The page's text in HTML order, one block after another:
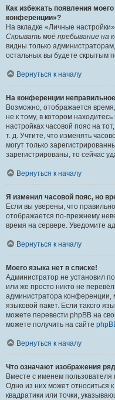
Как избежать появления
конференции»?
На вкладке «Личные
Скрывать моё пребывание на
видны только
остальных вы будете скрытым
Вернуться к началу
На конференции
Возможно, отображается
не к тому, в котором
настройках часовой пояс на
т. д. Учтите, что изменять
могут только
зарегистрированы, то сейчас
Вернуться к началу
Я изменил часовой пояс, но
Если вы уверены, что
отображается по-прежнему
время на сервере. Уведомите
Вернуться к началу
Моего языка нет в списке!
Администратор не установил
или же просто никто не
администратора конференции,
языковой пакет. Если такого
можете перевести phpBB на
можете получить на сайте
Вернуться к началу
Что означают изображения
Вместе с именем пользователя
Одно из них может относиться
квадратики или точки,